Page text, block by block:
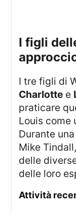
I figli delle principesse e il loro
I tre figli di
Charlotte e
praticare
Louis come
Durante
Mike
delle
delle loro
attività